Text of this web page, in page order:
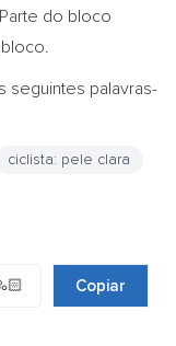
do bloco
bloco.
seguintes palavras-
ciclista: pele clara
Copiar